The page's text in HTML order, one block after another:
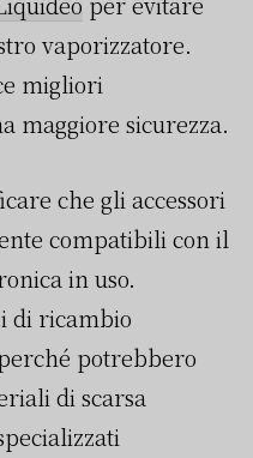
vaporizzatore.
migliori
maggiore sicurezza.
che gli accessori
compatibili con il
in uso.
di ricambio
potrebbero
di scarsa